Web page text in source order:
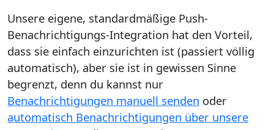
Unsere eigene, standardmäßige Push-
Benachrichtigungs-Integration hat den Vorteil,
dass sie einfach einzurichten ist (passiert völlig
automatisch), aber sie ist in gewissen Sinne
begrenzt, denn du kannst nur
Benachrichtigungen manuell senden oder
automatisch Benachrichtigungen über unsere